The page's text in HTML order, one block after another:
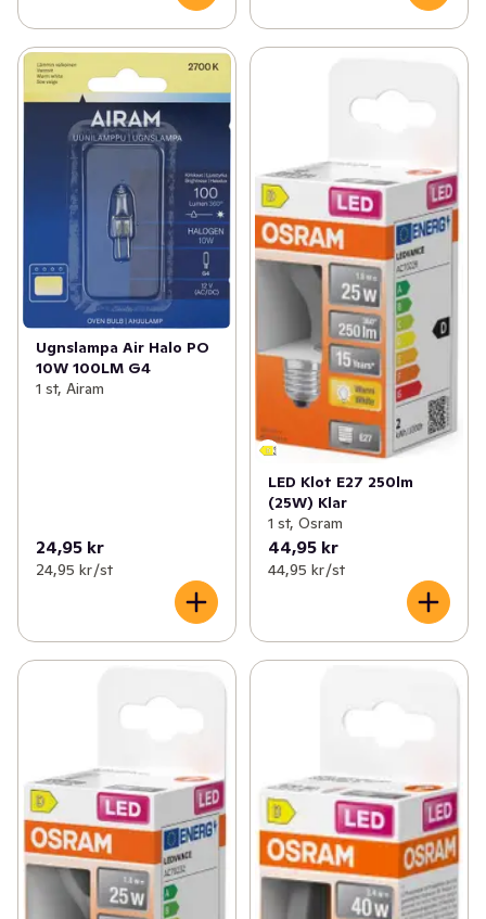
Ugnslampa Air Halo PO
10W 100LM G4
1 st, Airam
24,95 kr
24,95 kr /st
LED Klot E27 250lm
(25W) Klar
1 st, Osram
44,95 kr
44,95 kr /st